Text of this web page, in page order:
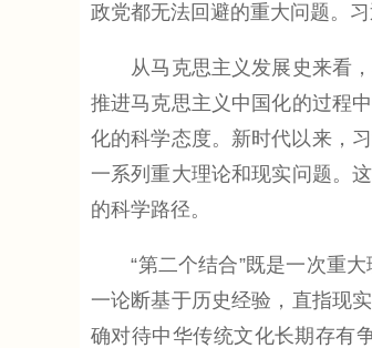
政党都无法回避的重大问题。
从马克思主义发展史来看，
推进马克思主义中国化的过程
化的科学态度。新时代以来，
一系列重大理论和现实问题。
的科学路径。
“第二个结合”既是一次重大
一论断基于历史经验，直指现
确对待中华传统文化长期存有